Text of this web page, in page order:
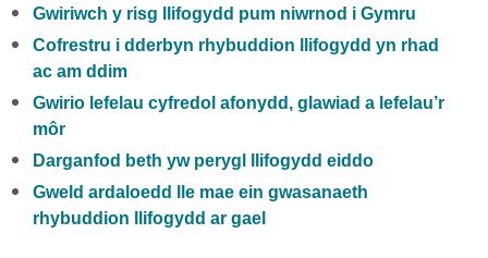
Gwiriwch y risg llifogydd pum niwrnod i Gymru
Cofrestru i dderbyn rhybuddion llifogydd yn rhad
ac am ddim
Gwirio lefelau cyfredol afonydd, glawiad a lefelau’r
môr
Darganfod beth yw perygl llifogydd eiddo
Gweld ardaloedd lle mae ein gwasanaeth
rhybuddion llifogydd ar gael